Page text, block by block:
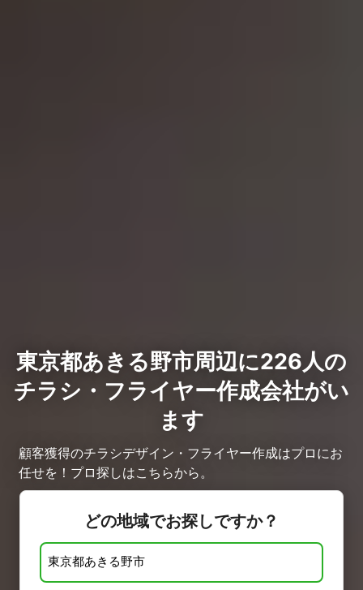
東京都あきる野市周辺に226人の
チラシ・フライヤー作成会社がい
ます
顧客獲得のチラシデザイン・フライヤー作成はプロにお
任せを！プロ探しはこちらから。
どの地域でお探しですか？